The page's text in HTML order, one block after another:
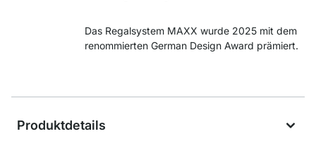
Das Regalsystem MAXX wurde 2025 mit dem
renommierten German Design Award prämiert.
Produktdetails